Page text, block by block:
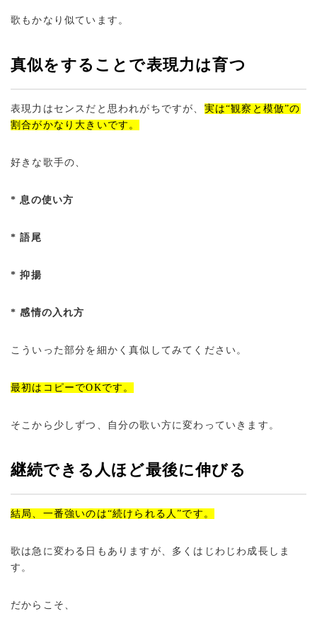
歌もかなり似ています。
真似をすることで表現力は育つ
表現力はセンスだと思われがちですが、 実は“観察と模倣”の
割合がかなり大きいです。
好きな歌手の、
* 息の使い方
* 語尾
* 抑揚
* 感情の入れ方
こういった部分を細かく真似してみてください。
最初はコピーでOKです。
そこから少しずつ、自分の歌い方に変わっていきます。
継続できる人ほど最後に伸びる
結局、一番強いのは“続けられる人”です。
歌は急に変わる日もありますが、多くはじわじわ成長しま
す。
だからこそ、